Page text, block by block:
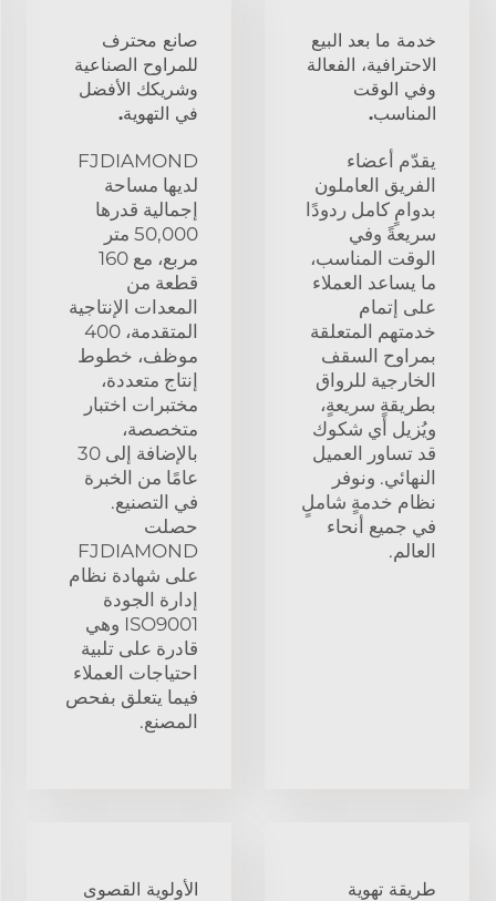
خدمة ما بعد البيع
الاحترافية، الفعالة
وفي الوقت
المناسب.
يقدّم أعضاء
الفريق العاملون
بدوامٍ كامل ردودًا
سريعةً وفي
الوقت المناسب،
ما يساعد العملاء
على إتمام
خدمتهم المتعلقة
بمراوح السقف
الخارجية للرواق
بطريقةٍ سريعةٍ،
ويُزيل أي شكوك
قد تساور العميل
النهائي. ونوفر
نظام خدمةٍ شاملٍ
في جميع أنحاء
العالم.
صانع محترف
للمراوح الصناعية
وشريكك الأفضل
في التهوية.
FJDIAMOND
لديها مساحة
إجمالية قدرها
50,000 متر
مربع، مع 160
قطعة من
المعدات الإنتاجية
المتقدمة، 400
موظف، خطوط
إنتاج متعددة،
مختبرات اختبار
متخصصة،
بالإضافة إلى 30
عامًا من الخبرة
في التصنيع.
حصلت
FJDIAMOND
على شهادة نظام
إدارة الجودة
ISO9001 وهي
قادرة على تلبية
احتياجات العملاء
فيما يتعلق بفحص
المصنع.
طريقة تهوية
الأولوية القصوى